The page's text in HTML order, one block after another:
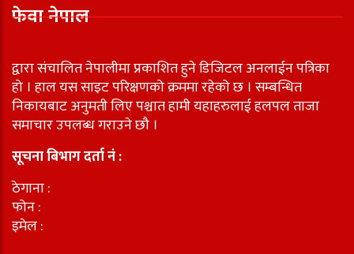
फेवा नेपाल
द्वारा संचालित नेपालीमा प्रकाशित हुने डिजिटल अनलाईन पत्रिका
हो । हाल यस साइट परिक्षणको क्रममा रहेको छ । सम्बन्धित
निकायबाट अनुमती लिए पश्चात हामी यहाहरुलाई हलपल ताजा
समाचार उपलब्ध गराउने छौ ।
सूचना बिभाग दर्ता नं :
ठेगाना :
फोन :
इमेल :